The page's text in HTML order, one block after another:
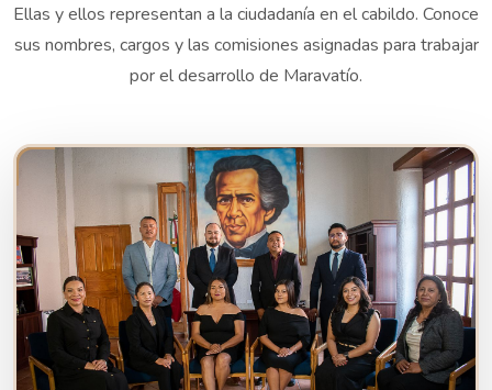
Ellas y ellos representan a la ciudadanía en el cabildo. Conoce
sus nombres, cargos y las comisiones asignadas para trabajar
por el desarrollo de Maravatío.